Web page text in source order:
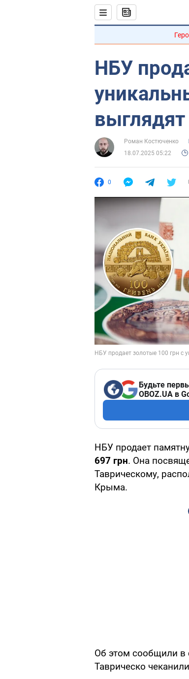
НБУ
выглядят
Роман Костюченко
18.07.2025 05:22
0
Будьте
OBOZ.UA в
НБУ продает
697 грн. Она
Таврическому,
Крыма.
Об этом сообщили в
Таврическо